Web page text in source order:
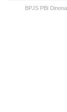
BPJS PBI